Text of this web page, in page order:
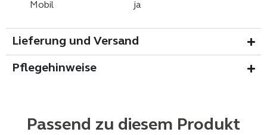
Mobil ja
Lieferung und Versand
Pflegehinweise
Passend zu diesem Produkt